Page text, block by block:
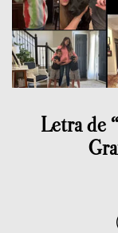
Letra de